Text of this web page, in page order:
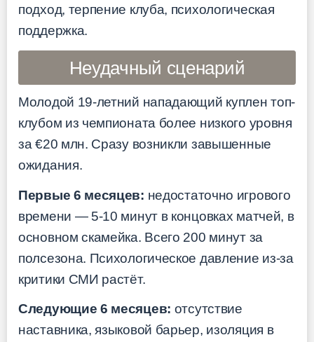
подход, терпение клуба, психологическая
поддержка.
Неудачный сценарий
Молодой 19-летний нападающий куплен топ-
клубом из чемпионата более низкого уровня
за €20 млн. Сразу возникли завышенные
ожидания.
Первые 6 месяцев: недостаточно игрового
времени — 5-10 минут в концовках матчей, в
основном скамейка. Всего 200 минут за
полсезона. Психологическое давление из-за
критики СМИ растёт.
Следующие 6 месяцев: отсутствие
наставника, языковой барьер, изоляция в